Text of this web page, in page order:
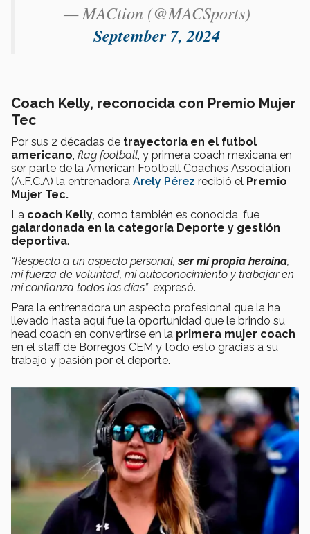
— MACtion (@MACSports)
September 7, 2024
Coach Kelly, reconocida con Premio Mujer
Tec
Por sus 2 décadas de trayectoria en el futbol
americano, flag football, y primera coach mexicana en
ser parte de la American Football Coaches Association
(A.F.C.A) la entrenadora Arely Pérez recibió el Premio
Mujer Tec.
La coach Kelly, como también es conocida, fue
galardonada en la categoría Deporte y gestión
deportiva.
“Respecto a un aspecto personal,ser mi propia heroína,
mi fuerza de voluntad, mi autoconocimiento y trabajar en
mi confianza todos los días”, expresó.
Para la entrenadora un aspecto profesional que la ha
llevado hasta aquí fue la oportunidad que le brindo su
head coach en convertirse en la primera mujer coach
en el staff de Borregos CEM y todo esto gracias a su
trabajo y pasión por el deporte.